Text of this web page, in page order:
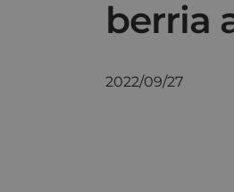
berria
2022/09/27